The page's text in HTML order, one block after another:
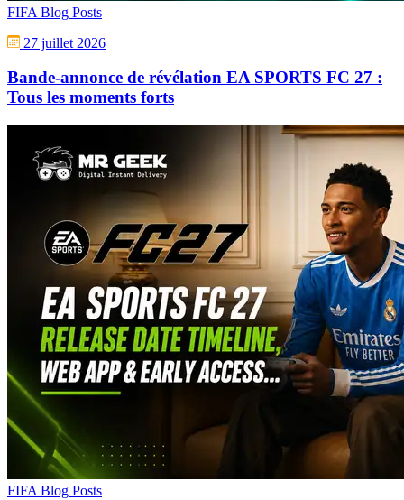
FIFA Blog Posts
27 juillet 2026
Bande-annonce de révélation EA SPORTS FC 27 :
Tous les moments forts
FIFA Blog Posts